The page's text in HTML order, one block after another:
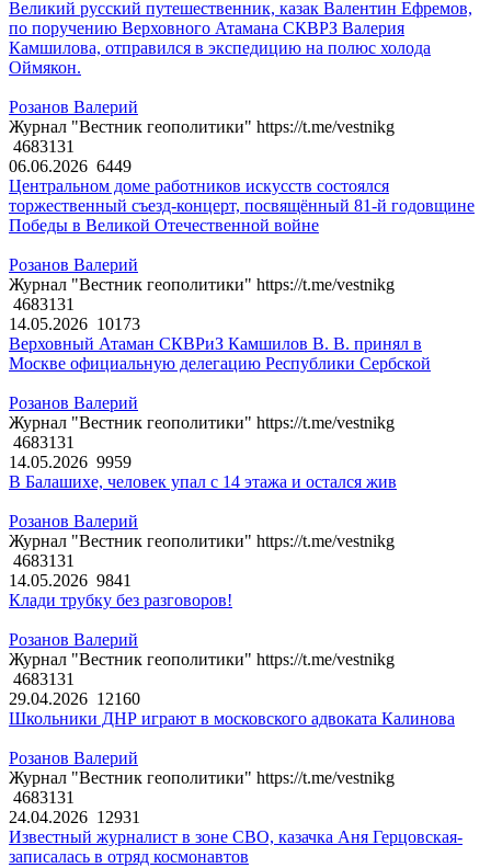
Великий русский путешественник, казак Валентин Ефремов,
по поручению Верховного Атамана СКВРЗ Валерия
Камшилова, отправился в экспедицию на полюс холода
Оймякон.
Розанов Валерий
Журнал "Вестник геополитики" https://t.me/vestnikg
4683131
06.06.2026 6449
Центральном доме работников искусств состоялся
торжественный съезд-концерт, посвящённый 81-й годовщине
Победы в Великой Отечественной войне
Розанов Валерий
Журнал "Вестник геополитики" https://t.me/vestnikg
4683131
14.05.2026 10173
Верховный Атаман СКВРиЗ Камшилов В. В. принял в
Москве официальную делегацию Республики Сербской
Розанов Валерий
Журнал "Вестник геополитики" https://t.me/vestnikg
4683131
14.05.2026 9959
В Балашихе, человек упал с 14 этажа и остался жив
Розанов Валерий
Журнал "Вестник геополитики" https://t.me/vestnikg
4683131
14.05.2026 9841
Клади трубку без разговоров!
Розанов Валерий
Журнал "Вестник геополитики" https://t.me/vestnikg
4683131
29.04.2026 12160
Школьники ДНР играют в московского адвоката Калинова
Розанов Валерий
Журнал "Вестник геополитики" https://t.me/vestnikg
4683131
24.04.2026 12931
Известный журналист в зоне СВО, казачка Аня Герцовская-
записалась в отряд космонавтов